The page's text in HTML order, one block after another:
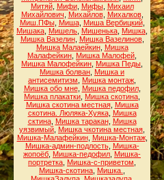
Митяй, Мифи, Мифы, Михаил
Михайлович
Михайлов, Михалков,
Миш.ПФы, Миша, Миша Вербицкий,
Мишака Мишель Мишенька Мишка
Мишка Вазелин, Мишка Вазелинов,
Мишка Малаейкин, Мишка
Малафейкин Мишка Малофей
Мишка Малофейкин Мишка Педы
Мишка болван Мишка и
антисемитизм
Мишка монтаж
Мишка обо мне, Мишка педофил,
Мишка плакатки Мишка скотина
Мишка скотина местная, Мишка
скотина. Люляка-Хуяка, Мишка
сктина, Мишка таракан, Мишка
уязвимый Мишка чкотина местная
Мишка-Малафейкин, Мишка-Монтаж,
Мишка-админ-подлость, Мишка-
жопоёб Мишка-педофил Мишка-
портретка Мишка-с-приветом
Мишка-скотина Мишка.